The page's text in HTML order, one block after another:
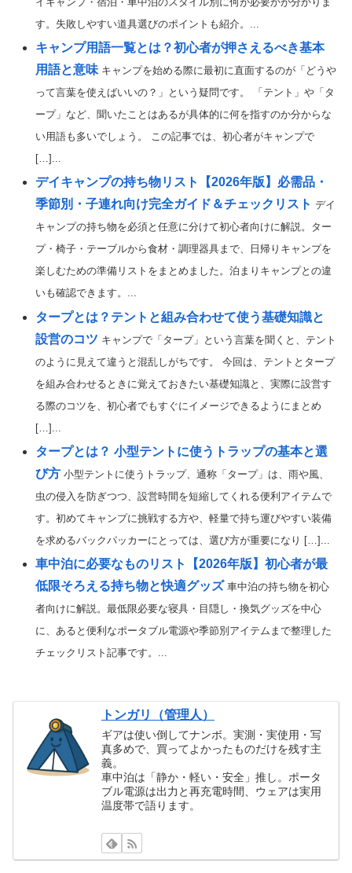
す。失敗しやすい道具選びのポイントも紹介。...
キャンプ用語一覧とは？初心者が押さえるべき基本
用語と意味 キャンプを始める際に最初に直面するのが「どうや
って言葉を使えばいいの？」という疑問です。 「テント」や「タ
ープ」など、聞いたことはあるが具体的に何を指すのか分からな
い用語も多いでしょう。 この記事では、初心者がキャンプで
[…]...
デイキャンプの持ち物リスト【2026年版】必需品・
季節別・子連れ向け完全ガイド＆チェックリスト デイ
キャンプの持ち物を必須と任意に分けて初心者向けに解説。ター
プ・椅子・テーブルから食材・調理器具まで、日帰りキャンプを
楽しむための準備リストをまとめました。泊まりキャンプとの違
いも確認できます。...
タープとは？テントと組み合わせて使う基礎知識と
設営のコツ キャンプで「タープ」という言葉を聞くと、テント
のように見えて違うと混乱しがちです。 今回は、テントとタープ
を組み合わせるときに覚えておきたい基礎知識と、実際に設営す
る際のコツを、初心者でもすぐにイメージできるようにまとめ
[…]...
タープとは？ 小型テントに使うトラップの基本と選
び方 小型テントに使うトラップ、通称「タープ」は、雨や風、
虫の侵入を防ぎつつ、設営時間を短縮してくれる便利アイテムで
す。初めてキャンプに挑戦する方や、軽量で持ち運びやすい装備
を求めるバックパッカーにとっては、選び方が重要になり […]...
車中泊に必要なものリスト【2026年版】初心者が最
低限そろえる持ち物と快適グッズ 車中泊の持ち物を初心
者向けに解説。最低限必要な寝具・目隠し・換気グッズを中心
に、あると便利なポータブル電源や季節別アイテムまで整理した
チェックリスト記事です。...
トンガリ（管理人）
ギアは使い倒してナンボ。実測・実使用・写
真多めで、買ってよかったものだけを残す主
義。
車中泊は「静か・軽い・安全」推し。ポータ
ブル電源は出力と再充電時間、ウェアは実用
温度帯で語ります。